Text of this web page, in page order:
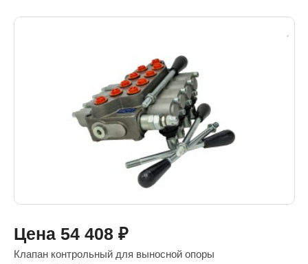
Цена 54 408 ₽
Клапан контрольный для выносной опоры